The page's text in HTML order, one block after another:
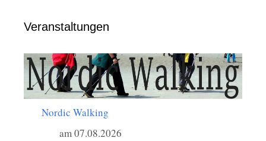
Veranstaltungen
Nordic Walking
am 07.08.2026